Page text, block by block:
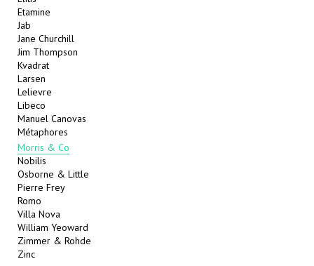
Etamine
Jab
Jane Churchill
Jim Thompson
Kvadrat
Larsen
Lelievre
Libeco
Manuel Canovas
Métaphores
Morris & Co
Nobilis
Osborne & Little
Pierre Frey
Romo
Villa Nova
William Yeoward
Zimmer & Rohde
Zinc